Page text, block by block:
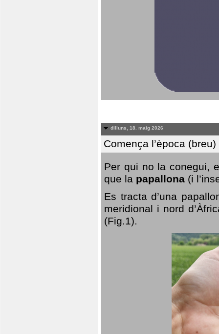
dilluns, 18. maig 2026
Comença l’època
Per qui no la conegui,
que la papallona (i
Es tracta d’una
meridional i nord
(Fig.1).